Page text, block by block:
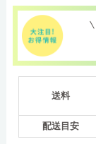
送料
配送目安